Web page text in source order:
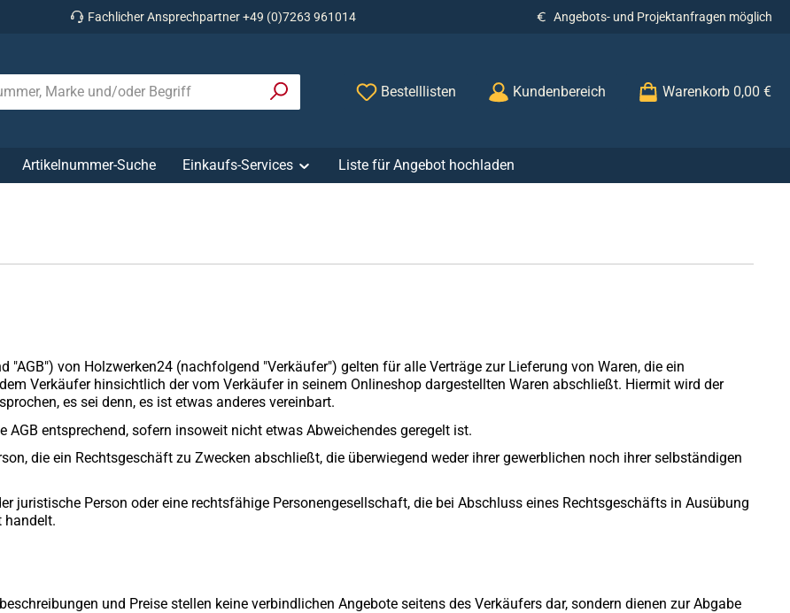
Fachlicher Ansprechpartner +49 (0)7263 961014 Angebots- und Projektanfragen möglich
Bestelllisten Kundenbereich Warenkorb 0,00 €
Artikelnummer-Suche Einkaufs-Services Liste für Angebot hochladen
von Holzwerken24 (nachfolgend "Verkäufer") gelten für alle Verträge zur Lieferung von Waren, die ein
Verkäufer hinsichtlich der vom Verkäufer in seinem Onlineshop dargestellten Waren abschließt. Hiermit wird der
es sei denn, es ist etwas anderes vereinbart.
AGB entsprechend, sofern insoweit nicht etwas Abweichendes geregelt ist.
die ein Rechtsgeschäft zu Zwecken abschließt, die überwiegend weder ihrer gewerblichen noch ihrer selbständigen
juristische Person oder eine rechtsfähige Personengesellschaft, die bei Abschluss eines Rechtsgeschäfts in Ausübung
handelt.
und Preise stellen keine verbindlichen Angebote seitens des Verkäufers dar, sondern dienen zur Abgabe